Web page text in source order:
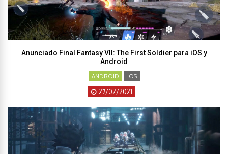
Anunciado Final Fantasy VII: The First Soldier para iOS y
Android
ANDROID IOS
27/02/2021